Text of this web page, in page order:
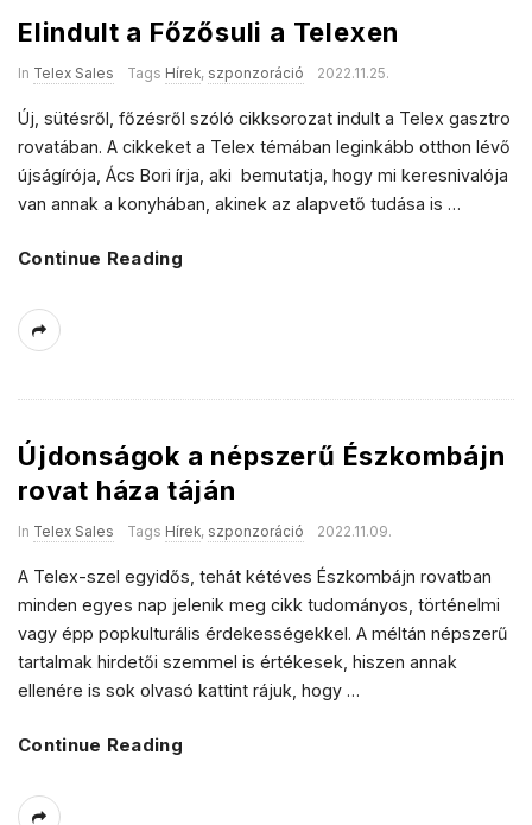
Elindult a Főzősuli a Telexen
In Telex Sales Tags Hírek, szponzoráció 2022.11.25.
Új, sütésről, főzésről szóló cikksorozat indult a Telex gasztro
rovatában. A cikkeket a Telex témában leginkább otthon lévő
újságírója, Ács Bori írja, aki bemutatja, hogy mi keresnivalója
van annak a konyhában, akinek az alapvető tudása is …
Continue Reading
Újdonságok a népszerű Észkombájn
rovat háza táján
In Telex Sales Tags Hírek, szponzoráció 2022.11.09.
A Telex-szel egyidős, tehát kétéves Észkombájn rovatban
minden egyes nap jelenik meg cikk tudományos, történelmi
vagy épp popkulturális érdekességekkel. A méltán népszerű
tartalmak hirdetői szemmel is értékesek, hiszen annak
ellenére is sok olvasó kattint rájuk, hogy …
Continue Reading